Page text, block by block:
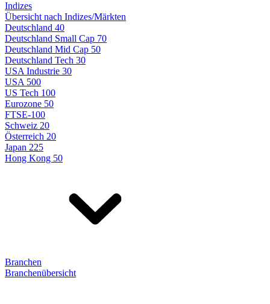
Indizes
Übersicht nach Indizes/Märkten
Deutschland 40
Deutschland Small Cap 70
Deutschland Mid Cap 50
Deutschland Tech 30
USA Industrie 30
USA 500
US Tech 100
Eurozone 50
FTSE-100
Schweiz 20
Österreich 20
Japan 225
Hong Kong 50
Branchen
Branchenübersicht